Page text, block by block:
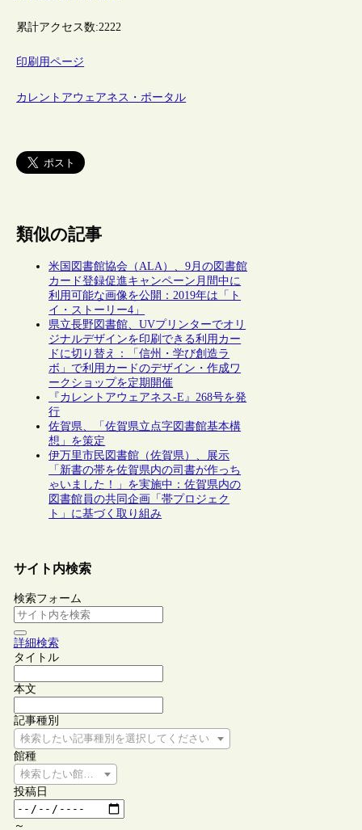
累計アクセス数:2222
印刷用ページ
カレントアウェアネス・ポータル
類似の記事
米国図書館協会（ALA）、9月の図書館
カード登録促進キャンペーン月間中に
利用可能な画像を公開：2019年は「ト
イ・ストーリー4」
県立長野図書館、UVプリンターでオリ
ジナルデザインを印刷できる利用カー
ドに切り替え：「信州・学び創造ラ
ボ」で利用カードのデザイン・作成ワ
ークショップを定期開催
『カレントアウェアネス-E』268号を発
行
佐賀県、「佐賀県立点字図書館基本構
想」を策定
伊万里市民図書館（佐賀県）、展示
「新書の帯を佐賀県内の司書が作っち
ゃいました！」を実施中：佐賀県内の
図書館員の共同企画「帯プロジェク
ト」に基づく取り組み
サイト内検索
検索フォーム
詳細検索
タイトル
本文
記事種別
検索したい記事種別を選択してください
館種
検索したい館種を選択してください
投稿日
～